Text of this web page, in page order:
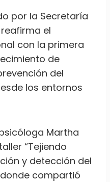
por la Secretaría
el
con la primera
de
del
los entornos
Martha
“Tejiendo
y detección del
compartió